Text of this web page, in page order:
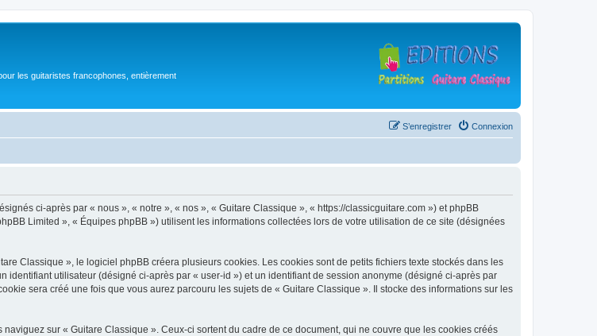
les guitaristes francophones, entièrement
Connexion
S’enregistrer
ci-après par « nous », « notre », « nos », « Guitare Classique », « https://classicguitare.com ») et phpBB
Limited », « Équipes phpBB ») utilisent les informations collectées lors de votre utilisation de ce site (désignées
Classique », le logiciel phpBB créera plusieurs cookies. Les cookies sont de petits fichiers texte stockés dans les
utilisateur (désigné ci-après par « user-id ») et un identifiant de session anonyme (désigné ci-après par
sera créé une fois que vous aurez parcouru les sujets de « Guitare Classique ». Il stocke des informations sur les
sur « Guitare Classique ». Ceux-ci sortent du cadre de ce document, qui ne couvre que les cookies créés